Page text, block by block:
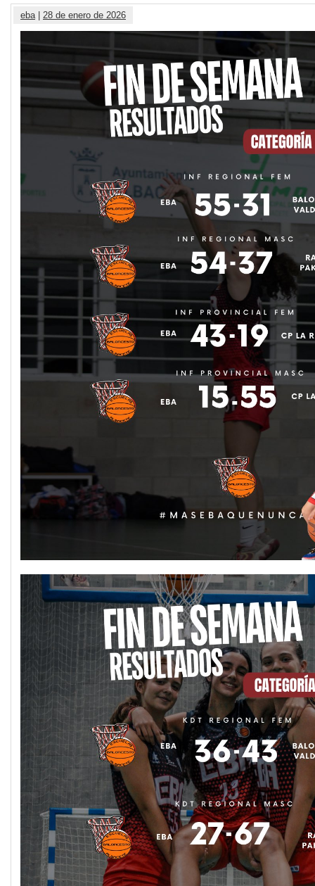
eba | 28 de enero de 2026